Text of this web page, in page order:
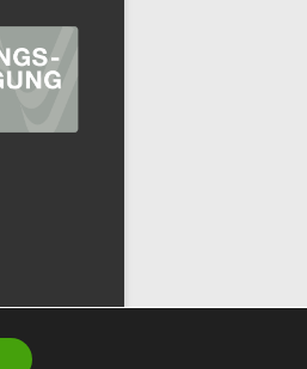
Impressum